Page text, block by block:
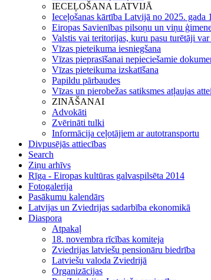
IECEĻOŠANA LATVIJĀ
Ieceļošanas kārtība Latvijā no 2025. gada
Eiropas Savienības pilsoņu un viņu
Valstis vai teritorijas, kuru pasu turētāji
Vīzas pieteikuma iesniegšana
Vīzas pieprasīšanai nepieciešamie
Vīzas pieteikuma izskatīšana
Papildu pārbaudes
Vīzas un pierobežas satiksmes atļaujas
ZINĀŠANAI
Advokāti
Zvērināti tulki
Informācija ceļotājiem ar autotransportu
Divpusējās attiecības
Search
Ziņu arhīvs
Rīga - Eiropas kultūras galvaspilsēta 2014
Fotogalerija
Pasākumu kalendārs
Latvijas un Zviedrijas sadarbība ekonomikā
Diaspora
Atpakaļ
18. novembra rīcības komiteja
Zviedrijas latviešu pensionāru biedrība
Latviešu valoda Zviedrijā
Organizācijas